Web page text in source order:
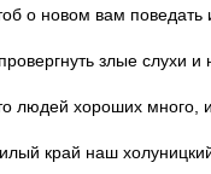
о новом вам
злые слухи и
людей хороших много,
край наш